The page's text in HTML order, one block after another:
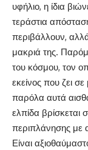
υφήλιο, η ίδια
τεράστια
περιβάλλουν,
μακριά της.
του κόσμου, τον
εκείνος που ζει
παρόλα αυτά
ελπίδα βρίσκεται
περιπλάνησης με
Είναι